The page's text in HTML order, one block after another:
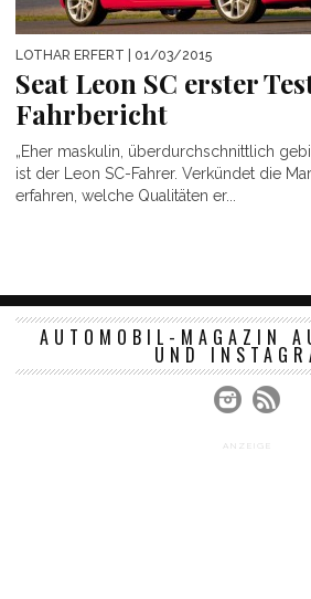
LOTHAR ERFERT | 01/03/2015
Seat Leon SC erster
Fahrbericht
„Eher maskulin, überdurchschnittlich
ist der Leon SC-Fahrer. Verkündet die
erfahren, welche Qualitäten er...
AUTOMOBIL-MAGAZIN
UND
ANZEIGE